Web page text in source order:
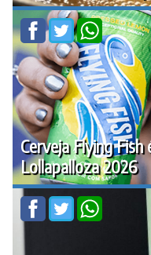
Cerveja Flying
Lollapalloza 2026